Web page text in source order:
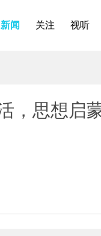
新闻 关注 视听
，思想启